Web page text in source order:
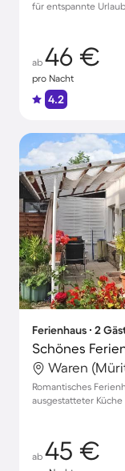
für entspannte
ab 46 €
pro Nacht
4.2
Ferienhaus ∙ 2
Schönes
Romantisches
ausgestatteter
ab 45 €